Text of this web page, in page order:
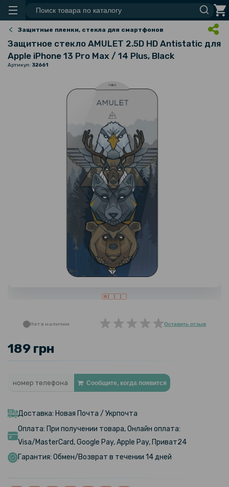
Защитные пленки, стекла для смартфонов
Защитное стекло AMULET 2.5D HD Antistatic для
Apple iPhone 13 Pro Max / 14 Plus, Black
Артикул: 32661
Нет в наличии Оставить отзыв
189 грн
Сообщите, когда появится
Доставка: Новая Почта / Укрпочта
Оплата: При получении товара, Онлайн оплата:
Visa/MasterCard, Google Pay, Apple Pay, Приват24
Гарантия: Обмен/Возврат в течении 14 дней